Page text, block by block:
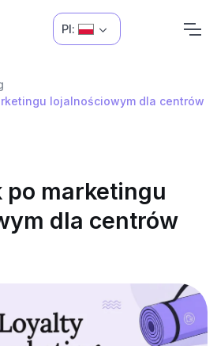
Pl:
lojalnościowym dla centrów
po marketingu
dla centrów